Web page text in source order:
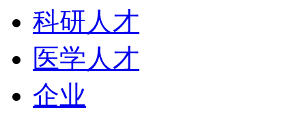
科研人才
医学人才
企业